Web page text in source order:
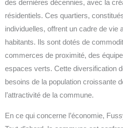
des dernières décennies, avec la
résidentiels. Ces quartiers,
individuelles, offrent un cadre de vie
habitants. Ils sont dotés de
commerces de proximité, des
espaces verts. Cette diversification
besoins de la population croissante
l’attractivité de la commune.
En ce qui concerne l’économie,